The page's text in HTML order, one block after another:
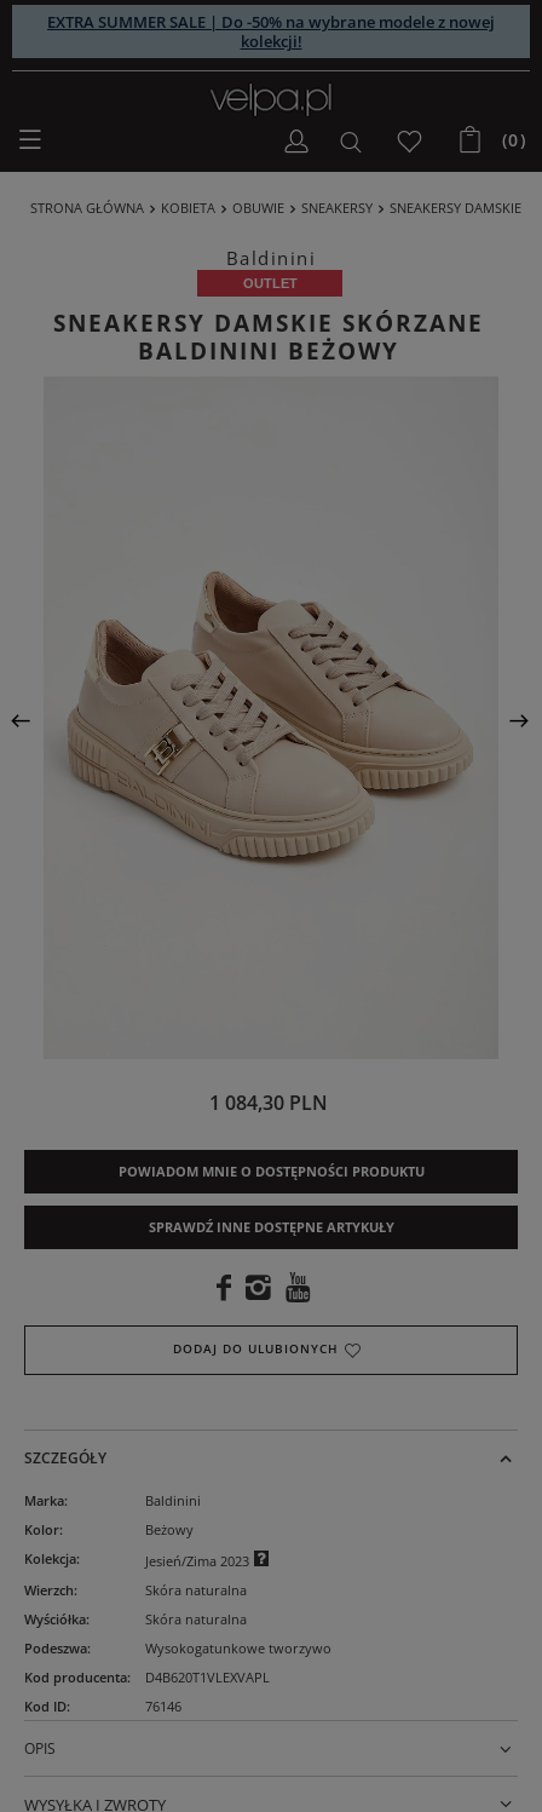
EXTRA SUMMER SALE | Do -50% na wybrane modele z nowej
kolekcji!
(0)
STRONA GŁÓWNA KOBIETA OBUWIE SNEAKERSY SNEAKERSY DAMSKIE
Baldinini
OUTLET
SNEAKERSY DAMSKIE SKÓRZANE
BALDININI BEŻOWY
1 084,30 PLN
POWIADOM MNIE O DOSTĘPNOŚCI PRODUKTU
SPRAWDŹ INNE DOSTĘPNE ARTYKUŁY
DODAJ DO ULUBIONYCH
SZCZEGÓŁY
Marka:
Baldinini
Kolor:
Beżowy
Kolekcja:
Jesień/Zima 2023
Wierzch:
Skóra naturalna
Wyściółka:
Skóra naturalna
Podeszwa:
Wysokogatunkowe tworzywo
Kod producenta:
D4B620T1VLEXVAPL
Kod ID: 76146
OPIS
WYSYŁKA I ZWROTY